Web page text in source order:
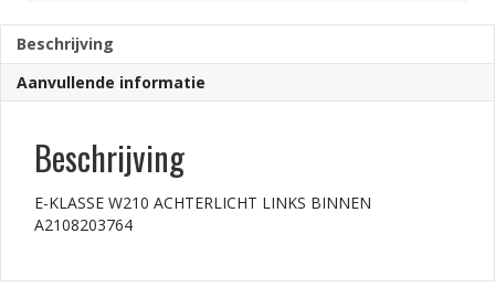
A2108203764
aantal
Beschrijving
Aanvullende informatie
Beschrijving
E-KLASSE W210 ACHTERLICHT LINKS BINNEN
A2108203764